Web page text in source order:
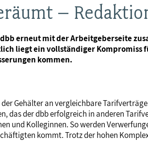
–
erneut mit der Arbeitgeberseite
liegt ein vollständiger Kompromiss
kommen.
Gehälter an vergleichbare
das der dbb erfolgreich in anderen
und Kolleginnen. So werden
kommt. Trotz der hohen